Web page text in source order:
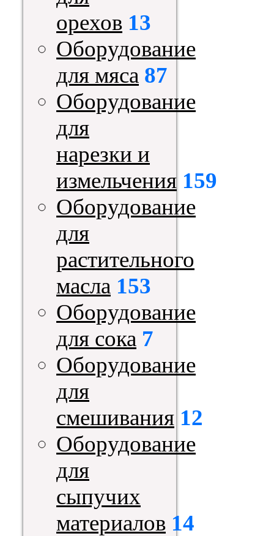
орехов 13
Оборудование
для мяса 87
Оборудование
для
нарезки и
измельчения 159
Оборудование
для
растительного
масла 153
Оборудование
для сока 7
Оборудование
для
смешивания 12
Оборудование
для
сыпучих
материалов 14